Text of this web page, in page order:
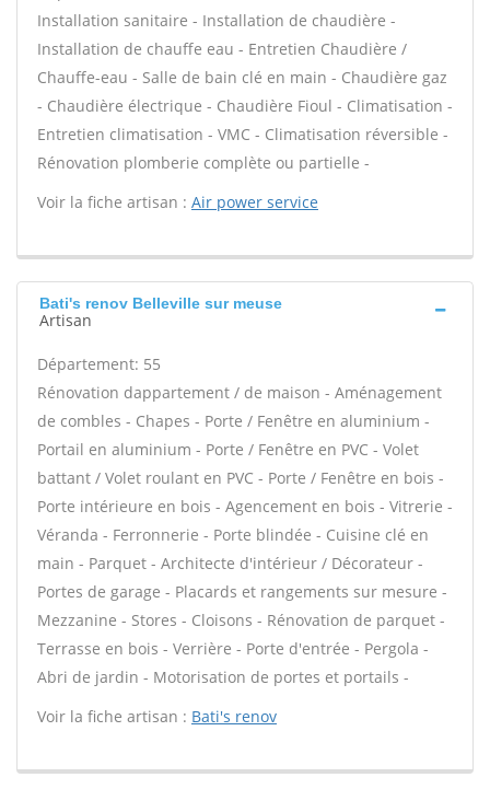
Installation sanitaire - Installation de chaudière -
Installation de chauffe eau - Entretien Chaudière /
Chauffe-eau - Salle de bain clé en main - Chaudière gaz
- Chaudière électrique - Chaudière Fioul - Climatisation -
Entretien climatisation - VMC - Climatisation réversible -
Rénovation plomberie complète ou partielle -
Voir la fiche artisan : Air power service
Bati's renov Belleville sur meuse
Artisan
Département: 55
Rénovation dappartement / de maison - Aménagement
de combles - Chapes - Porte / Fenêtre en aluminium -
Portail en aluminium - Porte / Fenêtre en PVC - Volet
battant / Volet roulant en PVC - Porte / Fenêtre en bois -
Porte intérieure en bois - Agencement en bois - Vitrerie -
Véranda - Ferronnerie - Porte blindée - Cuisine clé en
main - Parquet - Architecte d'intérieur / Décorateur -
Portes de garage - Placards et rangements sur mesure -
Mezzanine - Stores - Cloisons - Rénovation de parquet -
Terrasse en bois - Verrière - Porte d'entrée - Pergola -
Abri de jardin - Motorisation de portes et portails -
Voir la fiche artisan : Bati's renov